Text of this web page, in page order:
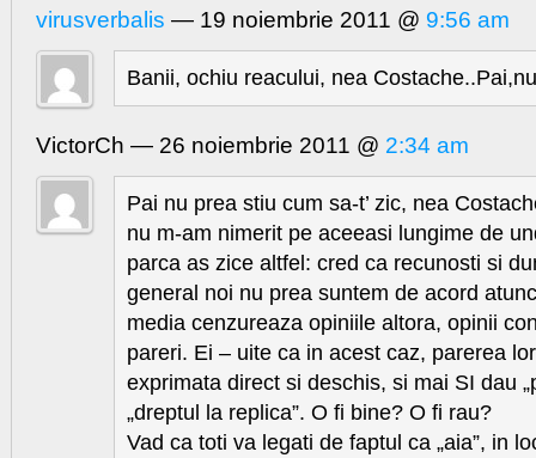
virusverbalis — 19 noiembrie 2011 @ 9:56 am
Banii, ochiu reacului, nea
VictorCh — 26 noiembrie 2011 @ 2:34 am
Pai nu prea stiu cum sa-t’ zic, nea
nu m-am nimerit pe aceeasi lungime de
parca as zice altfel: cred ca recunosti si
general noi nu prea suntem de acord
media cenzureaza opiniile altora, opinii
pareri. Ei – uite ca in acest caz, parerea
exprimata direct si deschis, si mai SI dau
„dreptul la replica”. O fi bine? O fi rau?
Vad ca toti va legati de faptul ca „aia”, in